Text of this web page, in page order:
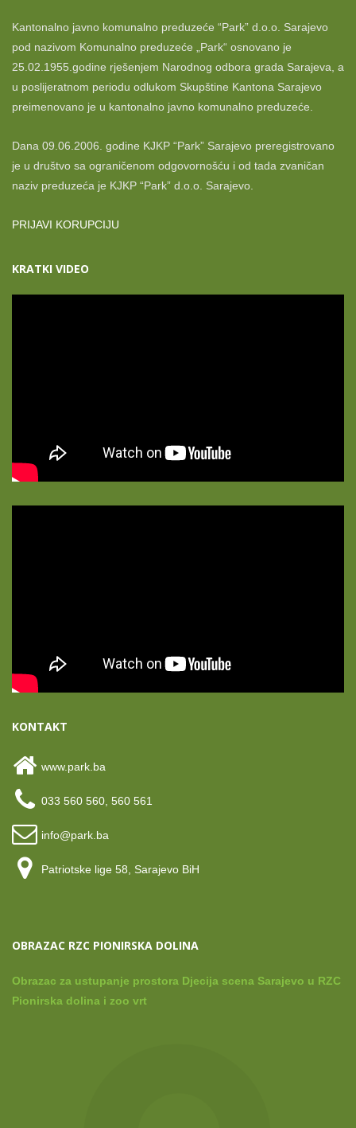
Kantonalno javno komunalno preduzeće “Park” d.o.o. Sarajevo
pod nazivom Komunalno preduzeće „Park“ osnovano je
25.02.1955.godine rješenjem Narodnog odbora grada Sarajeva, a
u poslijeratnom periodu odlukom Skupštine Kantona Sarajevo
preimenovano je u kantonalno javno komunalno preduzeće.
Dana 09.06.2006. godine KJKP “Park” Sarajevo preregistrovano
je u društvo sa ograničenom odgovornošću i od tada zvaničan
naziv preduzeća je KJKP “Park” d.o.o. Sarajevo.
PRIJAVI KORUPCIJU
KRATKI VIDEO
KONTAKT
www.park.ba
033 560 560, 560 561
info@park.ba
Patriotske lige 58, Sarajevo BiH
OBRAZAC RZC PIONIRSKA DOLINA
Obrazac za ustupanje prostora Djecija scena Sarajevo u RZC
Pionirska dolina i zoo vrt